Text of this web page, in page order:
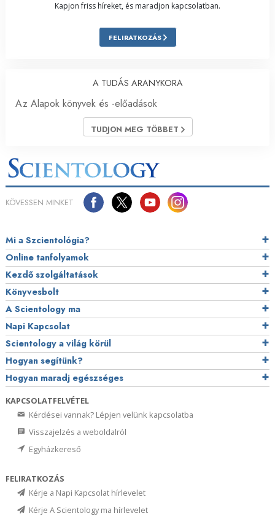
Kapjon friss híreket, és maradjon kapcsolatban.
FELIRATKOZÁS
A TUDÁS ARANYKORA
Az Alapok könyvek és -előadások
TUDJON MEG TÖBBET
KÖVESSEN MINKET
Mi a Szcientológia?
Online tanfolyamok
Kezdő szolgáltatások
Könyvesbolt
A Scientology ma
Napi Kapcsolat
Scientology a világ körül
Hogyan segítünk?
Hogyan maradj egészséges
KAPCSOLATFELVÉTEL
Kérdései vannak? Lépjen velünk kapcsolatba
Visszajelzés a weboldalról
Egyházkereső
FELIRATKOZÁS
Kérje a Napi Kapcsolat hírlevelet
Kérje A Scientology ma hírlevelet